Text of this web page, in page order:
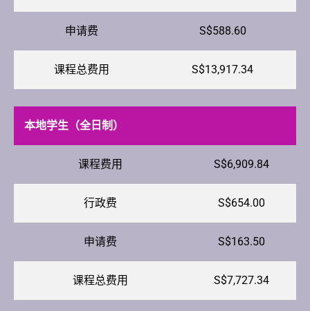
申请费 S$588.60
课程总费用 S$13,917.34
本地学生（全日制）
课程费用 S$6,909.84
行政费 S$654.00
申请费 S$163.50
课程总费用 S$7,727.34